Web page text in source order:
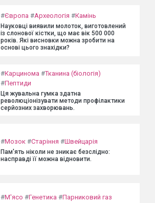
#Європа #Археологія #Камінь
Науковці виявили молоток, виготовлений
із слонової кістки, що має вік 500 000
років. Які висновки можна зробити на
основі цього знахідки?
#Карцинома #Тканина (біологія)
#Пептиди
Ця жувальна гумка здатна
революціонізувати методи профілактики
серйозних захворювань.
#Мозок #Старіння #Швейцарія
Пам'ять ніколи не зникає безслідно:
насправді її можна відновити.
#М'ясо #Генетика #Парниковий газ